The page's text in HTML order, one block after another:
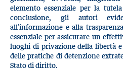
elemento essenziale per la
conclusione, gli autori
all’informazione e alla
essenziale per assicurare un
luoghi di privazione della libertà
delle pratiche di detenzione
Stato di diritto.